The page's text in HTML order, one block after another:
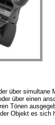
über
über einen
Tönen
Objekt es sich